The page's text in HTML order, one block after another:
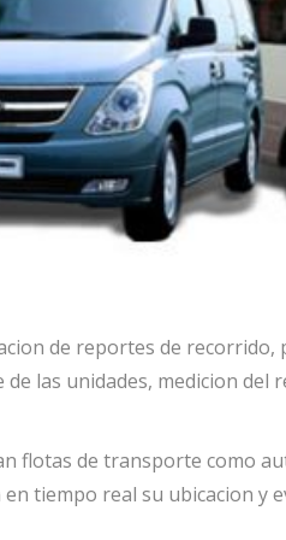
de reportes de recorrido,
las unidades, medicion del
flotas de transporte como
tiempo real su ubicacion y